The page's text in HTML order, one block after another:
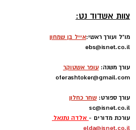
יתחילו באימונים כבר בשבוע
מסקרנת ביותר.
קודוס ווהאב, הסנטר הניגרי של
עם נחיתתו אמר ווהאב: "אני
צוות אשדוד נט:
מו"ל ועורך ראשי:אייל בן שמחון
ebs@isnet.co.il
עורך משנה: עופר אשטוקר
oferashtoker@gmail.com
עורך ספורט: שחר כחלון
sc@isnet.co.il
עורכת מדורים - אלדה נתנאל
elda@isnet.co.il